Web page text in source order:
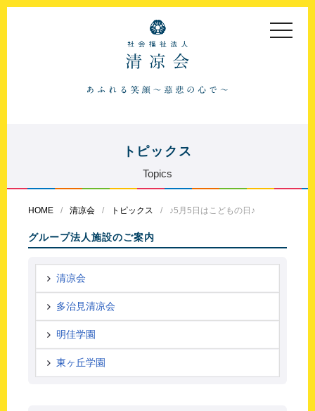
toggle
トピックス
Topics
HOME 清凉会 トピックス ♪5月5日はこどもの日♪
グループ法人施設のご案内
清凉会
多治見清凉会
明佳学園
東ヶ丘学園